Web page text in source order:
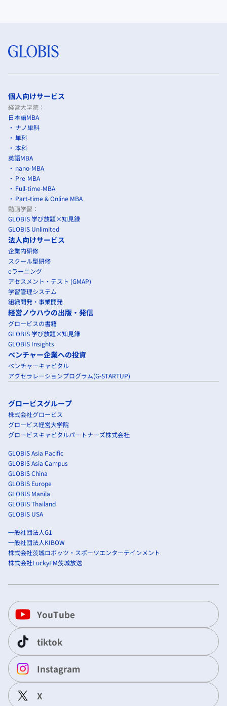
個人向けサービス
経営大学院：
日本語MBA
ナノ単科
単科
本科
英語MBA
nano-MBA
Pre-MBA
Full-time-MBA
Part-time & Online MBA
動画学習：
GLOBIS 学び放題×知見録
GLOBIS Unlimited
法人向けサービス
企業内研修
スクール型研修
eラーニング
アセスメント・テスト (GMAP)
学習管理システム
組織開発・事業開発
経営ノウハウの出版・発信
グロービスの書籍
GLOBIS 学び放題×知見録
GLOBIS Insights
ベンチャー企業への投資
ベンチャーキャピタル
アクセラレーションプログラム(G-STARTUP)
グロービスグループ
株式会社グロービス
グロービス経営大学院
グロービスキャピタルパートナーズ株式会社
GLOBIS Asia Pacific
GLOBIS Asia Campus
GLOBIS China
GLOBIS Europe
GLOBIS Manila
GLOBIS Thailand
GLOBIS USA
一般社団法人G1
一般社団法人KIBOW
株式会社茨城ロボッツ・スポーツエンターテインメント
株式会社LuckyFM茨城放送
YouTube
tiktok
Instagram
X